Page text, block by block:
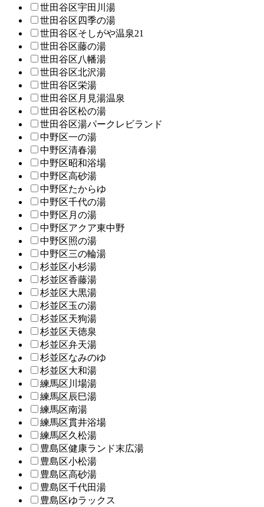
世田谷区宇田川湯
世田谷区四季の湯
世田谷区そしがや温泉21
世田谷区藤の湯
世田谷区八幡湯
世田谷区北沢湯
世田谷区栄湯
世田谷区月見湯温泉
世田谷区松の湯
世田谷区湯パークレビランド
中野区一の湯
中野区清春湯
中野区昭和浴場
中野区高砂湯
中野区たからゆ
中野区千代の湯
中野区月の湯
中野区アクア東中野
中野区照の湯
中野区三の輪湯
杉並区小杉湯
杉並区香藤湯
杉並区大黒湯
杉並区玉の湯
杉並区天狗湯
杉並区天徳泉
杉並区弁天湯
杉並区なみのゆ
杉並区大和湯
練馬区川場湯
練馬区辰巳湯
練馬区南湯
練馬区貫井浴場
練馬区久松湯
豊島区健康ランド末広湯
豊島区小松湯
豊島区高砂湯
豊島区千代田湯
豊島区ゆラックス